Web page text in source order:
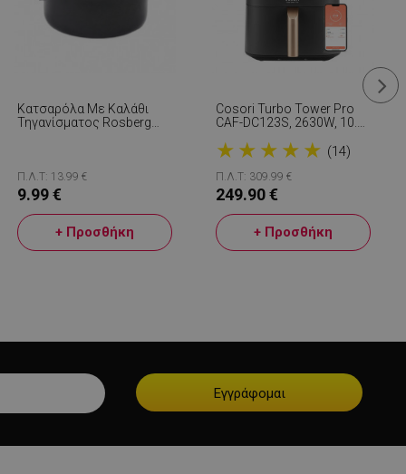
Κατσαρόλα Με Καλάθι
Τηγανίσματος Rosberg
Π.Λ.Τ: 13.99 €
9.99 €
+ Προσθήκη
Cosori Turbo Tower Pro
CAF-DC123S, 2630W, 10.8
Προγράμματα, Sync,
Smart, Μαύρο/σαμπάνια
★ ★ ★ ★ ★ (14)
Π.Λ.Τ: 309.99 €
249.90 €
+ Προσθήκη